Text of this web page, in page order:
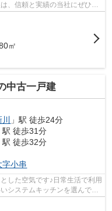
、信頼と実績の当社にぜひお
㎡
中古一戸建
」駅 徒歩24分
駅 徒歩31分
駅 徒歩32分
字小串
した空気です♪日常生活で利用
システムキッチンを選んでみ